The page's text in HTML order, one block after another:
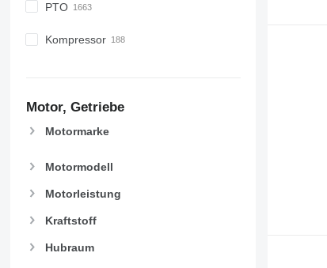
PTO
Kompressor
Motor, Getriebe
Motormarke
Motormodell
Motorleistung
Kraftstoff
Hubraum